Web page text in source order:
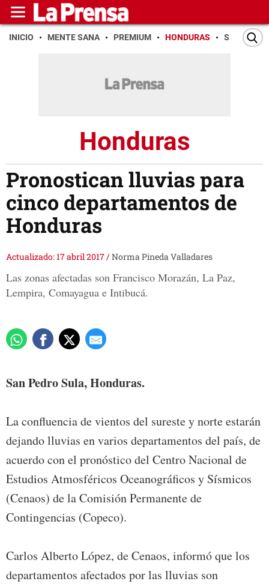
INICIO MENTE SANA PREMIUM HONDURAS SAN PEDRO
Honduras
Pronostican lluvias para
cinco departamentos de
Honduras
Actualizado: 17 abril 2017/Norma Pineda Valladares
Las zonas afectadas son Francisco Morazán, La Paz,
Lempira, Comayagua e Intibucá.
San Pedro Sula, Honduras.
La confluencia de vientos del sureste y norte estarán
dejando lluvias en varios departamentos del país, de
acuerdo con el pronóstico del Centro Nacional de
Estudios Atmosféricos Oceanográficos y Sísmicos
(Cenaos) de la Comisión Permanente de
Contingencias (Copeco).
Carlos Alberto López, de Cenaos, informó que los
departamentos afectados por las lluvias son